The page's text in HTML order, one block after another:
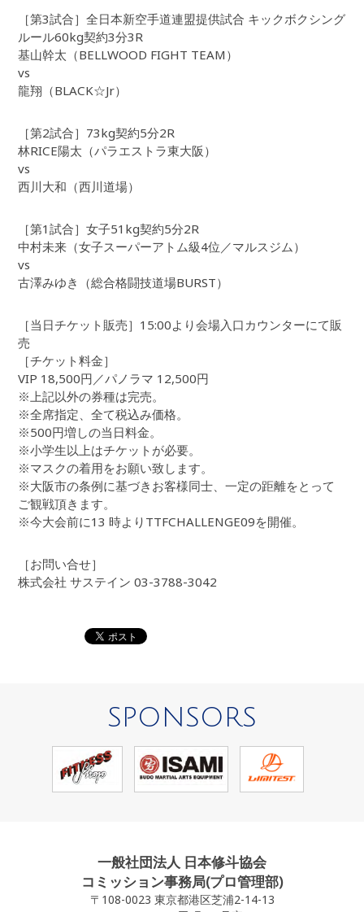
［第3試合］全日本新空手道連盟提供試合 キックボクシング
ルール60kg契約3分3R
基山幹太（BELLWOOD FIGHT TEAM）
vs
龍翔（BLACK☆Jr）
［第2試合］73kg契約5分2R
林RICE陽太（パラエストラ東大阪）
vs
西川大和（西川道場）
［第1試合］女子51kg契約5分2R
中村未来（女子スーパーアトム級4位／マルスジム）
vs
古澤みゆき（総合格闘技道場BURST）
［当日チケット販売］15:00より会場入口カウンターにて販
売
［チケット料金］
VIP 18,500円／パノラマ 12,500円
※上記以外の券種は完売。
※全席指定、全て税込み価格。
※500円増しの当日料金。
※小学生以上はチケットが必要。
※マスクの着用をお願い致します。
※大阪市の条例に基づきお客様同士、一定の距離をとって
ご観戦頂きます。
※今大会前に13 時よりTTFCHALLENGE09を開催。
［お問い合せ］
株式会社 サステイン 03-3788-3042
SPONSORS
一般社団法人 日本修斗協会
コミッション事務局(プロ管理部)
〒108-0023 東京都港区芝浦2-14-13